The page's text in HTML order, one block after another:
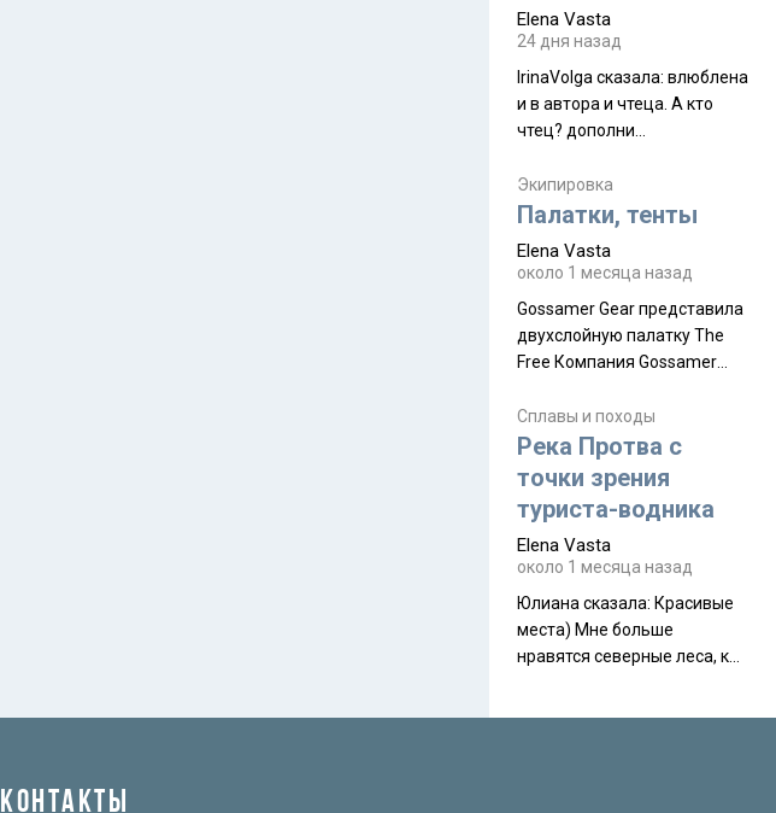
природа, мягкие
такая как бы переходная
ступень между привычной
нам Индией и остальными
надеюсь увидеть.
Elena Vasta
24 дня назад
IrinaVolga сказалa: влюблена
и в автора и чтеца. А кто
чтец? дополни
Экипировка
Палатки, тенты
Elena Vasta
около 1 месяца назад
Gossamer Gear представила
двухслойную палатку The
Free Компания Gossamer
туристическую палатку The
Free, которая стала первой
ультралегкой моделью в
ассортименте
производителя. Новинка
получила двухслойную
конструкцию с отдельным
внешним тентом и сетчатой
внутренней палаткой, а ее
Сплавы и походы
Река Протва с
точки зрения
туриста-водника
Elena Vasta
около 1 месяца назад
Юлиана сказалa: Красивые
места) Мне больше
нравятся северные леса, как
КОНТАКТЫ